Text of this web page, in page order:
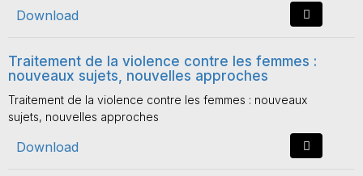
Download
Traitement de la violence contre les femmes :
nouveaux sujets, nouvelles approches
Traitement de la violence contre les femmes : nouveaux
sujets, nouvelles approches
Download